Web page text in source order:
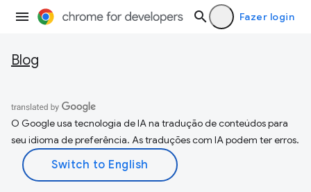
Fazer login
Blog
O Google usa tecnologia de IA na tradução de conteúdos para
seu idioma de preferência. As traduções com IA podem ter erros.